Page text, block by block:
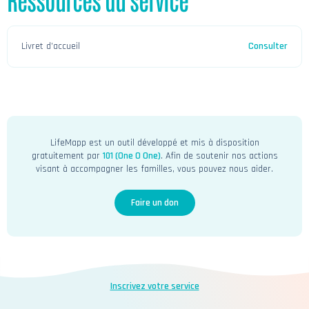
Livret d’accueil Consulter
LifeMapp est un outil développé et mis à disposition
gratuitement par 101 (One O One). Afin de soutenir nos actions
visant à accompagner les familles, vous pouvez nous aider.
Faire un don
Inscrivez votre service